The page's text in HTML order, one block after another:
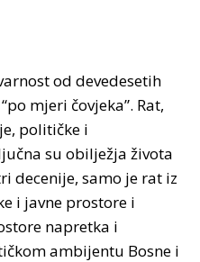
od devedesetih
mjeri čovjeka”. Rat,
političke i
su obilježja života
decenije, samo je rat iz
i javne prostore i
napretka i
ambijentu Bosne i